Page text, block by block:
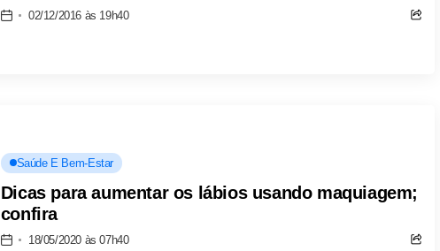
02/12/2016 às 19h40
Saúde E Bem-Estar
Dicas para aumentar os lábios usando maquiagem;
confira
18/05/2020 às 07h40